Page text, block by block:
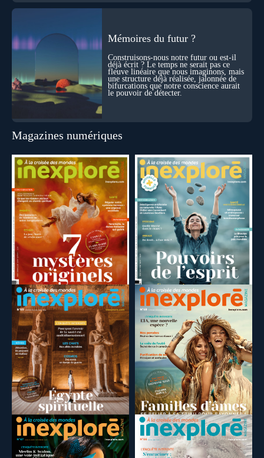
Mémoires du futur ?
Construisons-nous notre futur ou est-il
déjà écrit ? Le temps ne serait pas ce
fleuve linéaire que nous imaginons, mais
une structure déjà réalisée, jalonnée de
bifurcations que notre conscience aurait
le pouvoir de détecter.
Magazines numériques